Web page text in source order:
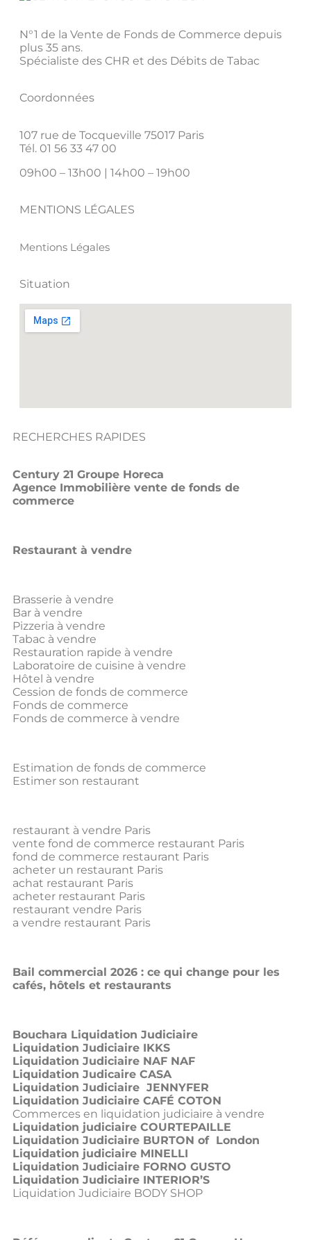
N°1 de la Vente de Fonds de Commerce depuis
plus 35 ans.
Spécialiste des CHR et des Débits de Tabac
Coordonnées
107 rue de Tocqueville 75017 Paris
Tél. 01 56 33 47 00
09h00 – 13h00 | 14h00 – 19h00
MENTIONS LÉGALES
Mentions Légales
Situation
RECHERCHES RAPIDES
Century 21 Groupe Horeca
Agence Immobilière vente de fonds de
commerce
Restaurant à vendre
Brasserie à vendre
Bar à vendre
Pizzeria à vendre
Tabac à vendre
Restauration rapide à vendre
Laboratoire de cuisine à vendre
Hôtel à vendre
Cession de fonds de commerce
Fonds de commerce
Fonds de commerce à vendre
Estimation de fonds de commerce
Estimer son restaurant
restaurant à vendre Paris
vente fond de commerce restaurant Paris
fond de commerce restaurant Paris
acheter un restaurant Paris
achat restaurant Paris
acheter restaurant Paris
restaurant vendre Paris
a vendre restaurant Paris
Bail commercial 2026 : ce qui change pour les
cafés, hôtels et restaurants
Bouchara Liquidation Judiciaire
Liquidation Judiciaire IKKS
Liquidation Judiciaire NAF NAF
Liquidation Judicaire CASA
Liquidation Judiciaire JENNYFER
Liquidation Judiciaire CAFÉ COTON
Commerces en liquidation judiciaire à vendre
Liquidation judiciaire COURTEPAILLE
Liquidation Judiciaire BURTON of London
Liquidation judiciaire MINELLI
Liquidation Judiciaire FORNO GUSTO
Liquidation Judiciaire INTERIOR’S
Liquidation Judiciaire BODY SHOP